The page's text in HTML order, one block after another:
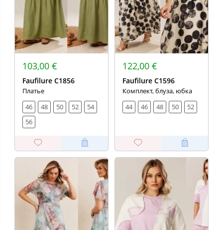
103,00 €
Faufilure C1856
Платье
46
48 50 52
54
56
122,00 €
Faufilure C1596
Комплект, блуза, юбка
44
46 48 50 52